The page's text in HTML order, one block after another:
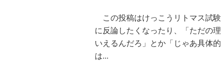
この投稿はけっこうリトマス試
に反論したくなったり、「ただの
いえるんだろ」とか「じゃあ具体
は...